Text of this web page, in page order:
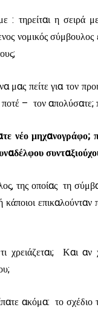
: τηρείται η σειρά
νομικός σύμβουλος
μας πείτε για τον
– τον απολύσατε;
νέο μηχανογράφο;
της οποίας τη
κάποιοι
χρειάζεται; Και αν
ακόμα: το σχέδιο